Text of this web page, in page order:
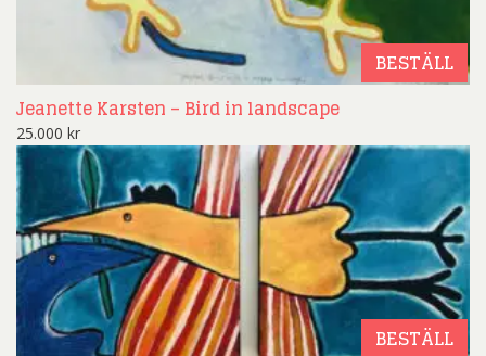
BESTÄLL
Jeanette Karsten – Bird in landscape
25.000 kr
BESTÄLL